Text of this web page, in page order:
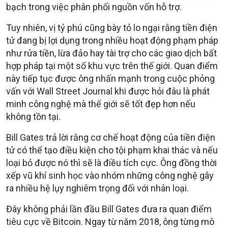
bạch trong việc phân phối nguồn vốn hỗ trợ.
Tuy nhiên, vị tỷ phú cũng bày tỏ lo ngại rằng tiền điện
tử đang bị lợi dụng trong nhiều hoạt động phạm pháp
như rửa tiền, lừa đảo hay tài trợ cho các giao dịch bất
hợp pháp tại một số khu vực trên thế giới. Quan điểm
này tiếp tục được ông nhấn mạnh trong cuộc phỏng
vấn với Wall Street Journal khi được hỏi đâu là phát
minh công nghệ mà thế giới sẽ tốt đẹp hơn nếu
không tồn tại.
Bill Gates trả lời rằng cơ chế hoạt động của tiền điện
tử có thể tạo điều kiện cho tội phạm khai thác và nếu
loại bỏ được nó thì sẽ là điều tích cực. Ông đồng thời
xếp vũ khí sinh học vào nhóm những công nghệ gây
ra nhiều hệ lụy nghiêm trọng đối với nhân loại.
Đây không phải lần đầu Bill Gates đưa ra quan điểm
tiêu cực về Bitcoin. Ngay từ năm 2018, ông từng mô